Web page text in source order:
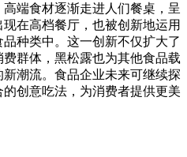
端食材逐渐走进人们餐桌，呈
在高档餐厅，也被创新地运用
种类中。这一创新不仅扩大了
群体，黑松露也为其他食品载
潮流。食品企业未来可继续探
创意吃法，为消费者提供更美